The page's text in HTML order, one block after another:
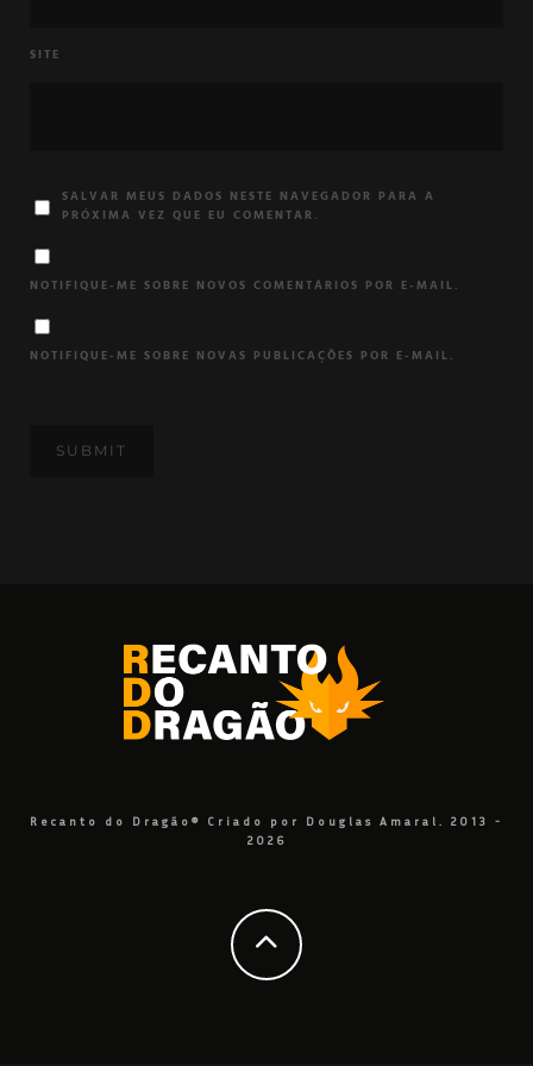
SITE
SALVAR MEUS DADOS NESTE NAVEGADOR PARA A
PRÓXIMA VEZ QUE EU COMENTAR.
NOTIFIQUE-ME SOBRE NOVOS COMENTÁRIOS POR E-MAIL.
NOTIFIQUE-ME SOBRE NOVAS PUBLICAÇÕES POR E-MAIL.
Recanto do Dragão® Criado por Douglas Amaral. 2013 -
2026